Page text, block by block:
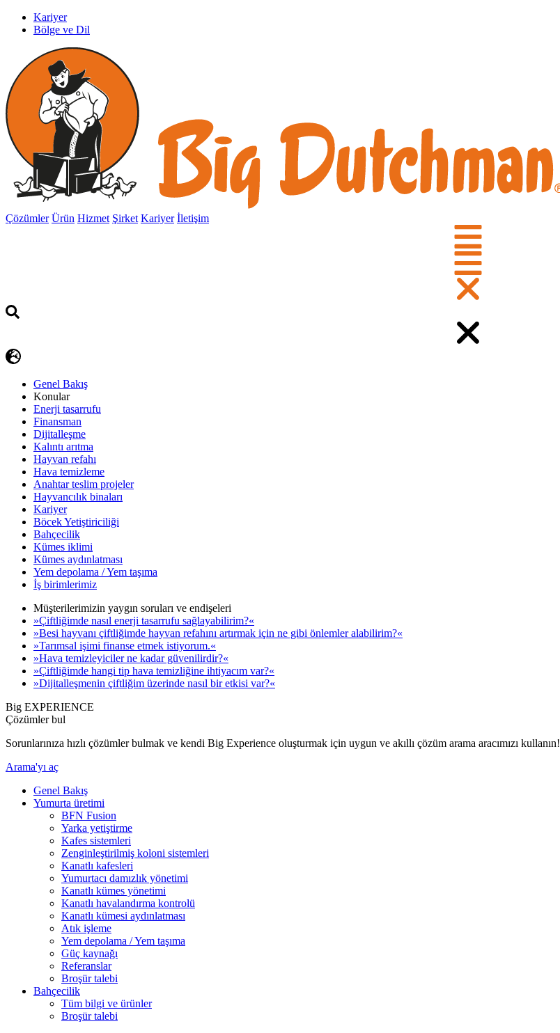
Kariyer
Bölge ve Dil
Çözümler Ürün Hizmet Şirket Kariyer İletişim
Genel Bakış
Konular
Enerji tasarrufu
Finansman
Dijitalleşme
Kalıntı arıtma
Hayvan refahı
Hava temizleme
Anahtar teslim projeler
Hayvancılık binaları
Kariyer
Böcek Yetiştiriciliği
Bahçecilik
Kümes iklimi
Kümes aydınlatması
Yem depolama / Yem taşıma
İş birimlerimiz
Müşterilerimizin yaygın soruları ve endişeleri
»Çiftliğimde nasıl enerji tasarrufu sağlayabilirim?«
»Besi hayvanı çiftliğimde hayvan refahını artırmak için ne gibi önlemler alabilirim?«
»Tarımsal işimi finanse etmek istiyorum.«
»Hava temizleyiciler ne kadar güvenilirdir?«
»Çiftliğimde hangi tip hava temizliğine ihtiyacım var?«
»Dijitalleşmenin çiftliğim üzerinde nasıl bir etkisi var?«
Big EXPERIENCE
Çözümler bul
Sorunlarınıza hızlı çözümler bulmak ve kendi Big Experience oluşturmak için uygun ve akıllı çözüm arama aracımızı kullanın!
Arama'yı aç
Genel Bakış
Yumurta üretimi
BFN Fusion
Yarka yetiştirme
Kafes sistemleri
Zenginleştirilmiş koloni sistemleri
Kanatlı kafesleri
Yumurtacı damızlık yönetimi
Kanatlı kümes yönetimi
Kanatlı havalandırma kontrolü
Kanatlı kümesi aydınlatması
Atık işleme
Yem depolama / Yem taşıma
Güç kaynağı
Referanslar
Broşür talebi
Bahçecilik
Tüm bilgi ve ürünler
Broşür talebi